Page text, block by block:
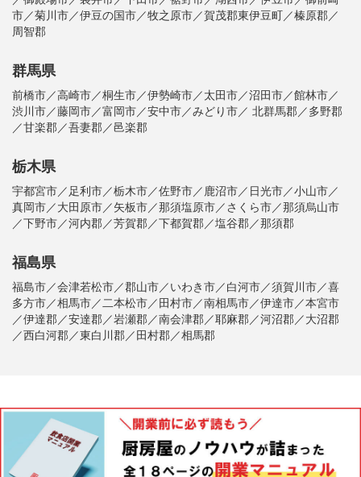
市／菊川市／伊豆の国市／牧之原市／賀茂郡東伊豆町／榛原郡／
周智郡
群馬県
前橋市／高崎市／桐生市／伊勢崎市／太田市／沼田市／館林市／
渋川市／藤岡市／富岡市／安中市／みどり市／ 北群馬郡／多野郡
／甘楽郡／吾妻郡／邑楽郡
栃木県
宇都宮市／足利市／栃木市／佐野市／鹿沼市／日光市／小山市／
真岡市／大田原市／矢板市／那須塩原市／さくら市／那須烏山市
／下野市／河内郡／芳賀郡／下都賀郡／塩谷郡／那須郡
福島県
福島市／会津若松市／郡山市／いわき市／白河市／須賀川市／喜
多方市／相馬市／二本松市／田村市／南相馬市／伊達市／本宮市
／伊達郡／安達郡／岩瀬郡／南会津郡／耶麻郡／河沼郡／大沼郡
／西白河郡／東白川郡／田村郡／相馬郡